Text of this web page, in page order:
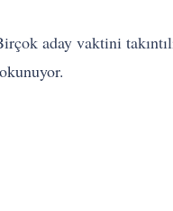
aday vaktini